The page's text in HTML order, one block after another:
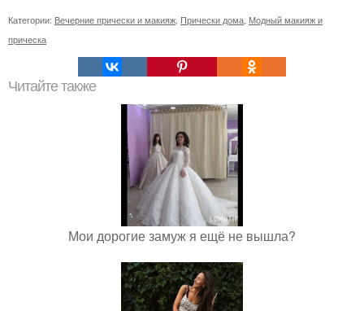
Категории: Вечерние прически и макияж Прически дома Модный макияж и
прическа
Читайте также
Мои дорогие замуж я ещё не вышла?